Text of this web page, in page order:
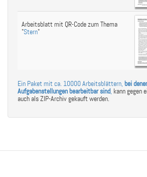
Arbeitsblatt mit QR-Code zum Thema
"Stern"
Ein Paket mit ca. 10000 Arbeitsblättern, bei
Aufgabenstellungen bearbeitbar sind, kann gegen
auch als ZIP-Archiv gekauft werden.